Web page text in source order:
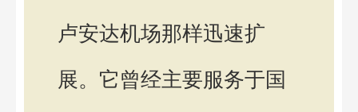
卢安达机场那样迅速扩
展。它曾经主要服务于国